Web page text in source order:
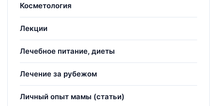
Косметология
Лекции
Лечебное питание, диеты
Лечение за рубежом
Личный опыт мамы (статьи)